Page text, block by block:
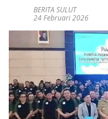
BERITA SULUT
24 Februari 2026